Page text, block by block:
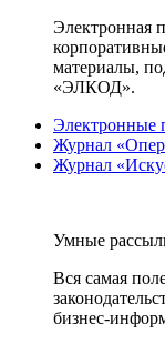
Электронная
материалы,
«ЭЛКОД».
Электронные
Журнал
Журнал
Умные
Вся самая
бизнес-